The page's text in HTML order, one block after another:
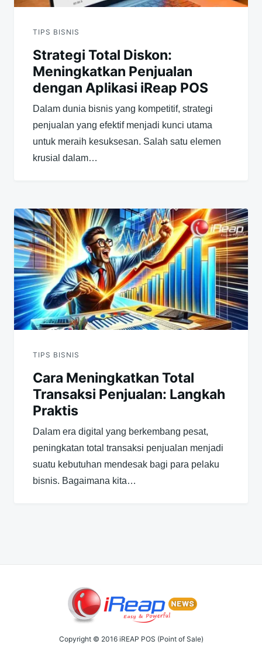
TIPS BISNIS
Strategi Total Diskon:
Meningkatkan Penjualan
dengan Aplikasi iReap POS
Dalam dunia bisnis yang kompetitif, strategi
penjualan yang efektif menjadi kunci utama
untuk meraih kesuksesan. Salah satu elemen
krusial dalam…
TIPS BISNIS
Cara Meningkatkan Total
Transaksi Penjualan: Langkah
Praktis
Dalam era digital yang berkembang pesat,
peningkatan total transaksi penjualan menjadi
suatu kebutuhan mendesak bagi para pelaku
bisnis. Bagaimana kita…
Copyright © 2016 iREAP POS (Point of Sale)